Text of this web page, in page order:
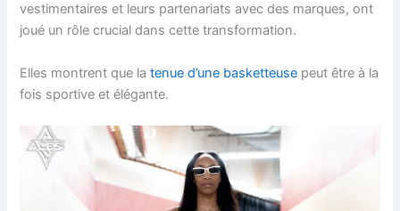
vestimentaires et leurs partenariats avec des marques, ont
joué un rôle crucial dans cette transformation.
Elles montrent que latenue d’une basketteuse peut être à la
fois sportive et élégante.